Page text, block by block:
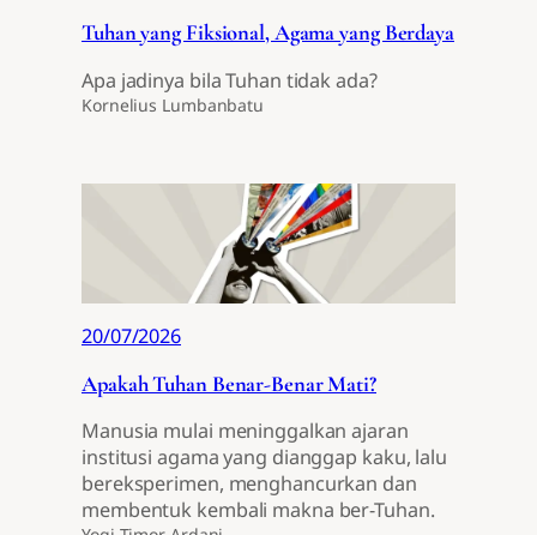
Tuhan yang Fiksional, Agama yang Berdaya
Apa jadinya bila Tuhan tidak ada?
Kornelius Lumbanbatu
20/07/2026
Apakah Tuhan Benar-Benar Mati?
Manusia mulai meninggalkan ajaran
institusi agama yang dianggap kaku, lalu
bereksperimen, menghancurkan dan
membentuk kembali makna ber-Tuhan.